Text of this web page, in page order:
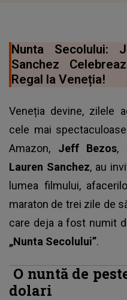
Nunta Secolului:
Sanchez
Regal la Veneția!
Veneția devine, zilele
cele mai
Amazon, Jeff Bezos,
Lauren Sanchez, au
lumea filmului,
maraton de trei zile de
care deja a fost numit
„Nunta Secolului”.
O nuntă de
dolari